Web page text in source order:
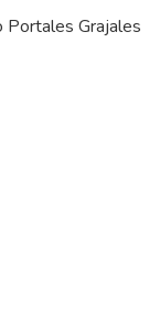
Portales Grajales